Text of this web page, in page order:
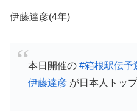
伊藤達彦(4年)
本日開催の #箱根駅伝予
伊藤達彦が日本人トップ